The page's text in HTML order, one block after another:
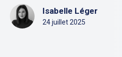
Isabelle Léger
24 juillet 2025